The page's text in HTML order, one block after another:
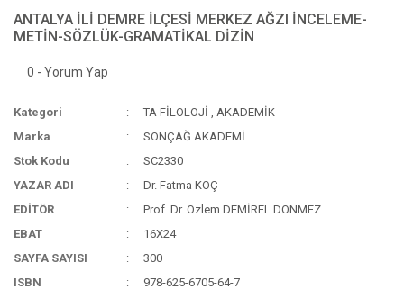
ANTALYA İLİ DEMRE İLÇESİ MERKEZ AĞZI İNCELEME-
METİN-SÖZLÜK-GRAMATİKAL DİZİN
0 - Yorum Yap
Kategori TA FİLOLOJİ ,AKADEMİK
Marka
SONÇAĞ AKADEMİ
Stok Kodu
SC2330
YAZAR ADI
Dr. Fatma KOÇ
EDİTÖR
Prof. Dr. Özlem DEMİREL DÖNMEZ
EBAT
16X24
SAYFA SAYISI
300
ISBN
978-625-6705-64-7